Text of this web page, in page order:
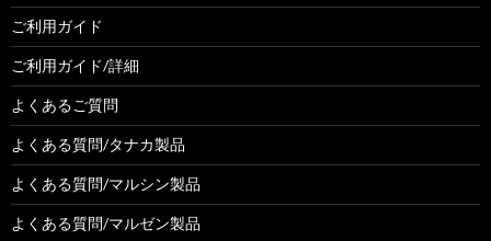
ご利用ガイド
ご利用ガイド/詳細
よくあるご質問
よくある質問/タナカ製品
よくある質問/マルシン製品
よくある質問/マルゼン製品